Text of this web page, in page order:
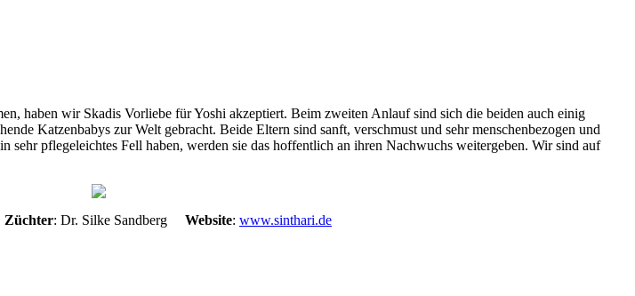
haben wir Skadis Vorliebe für Yoshi akzeptiert. Beim zweiten Anlauf sind sich die beiden auch einig
Katzenbabys zur Welt gebracht. Beide Eltern sind sanft, verschmust und sehr menschenbezogen und
sehr pflegeleichtes Fell haben, werden sie das hoffentlich an ihren Nachwuchs weitergeben. Wir sind auf
Züchter: Dr. Silke Sandberg Website: www.sinthari.de